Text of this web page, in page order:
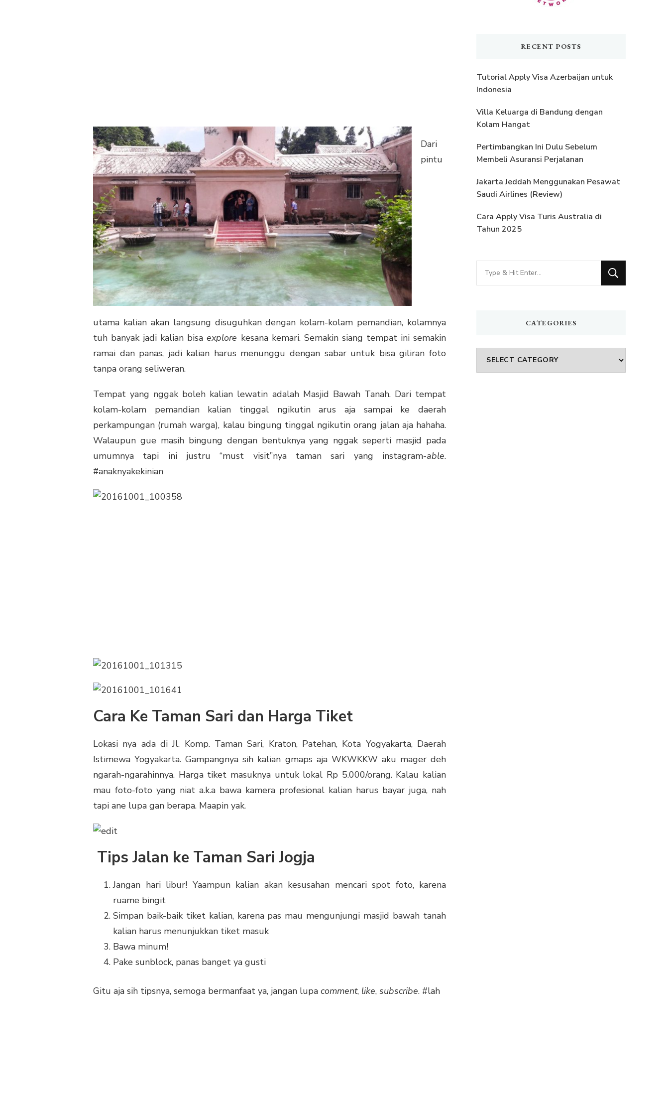
Dari
pintu
utama kalian akan langsung disuguhkan dengan kolam-kolam pemandian, kolamnya
tuh banyak jadi kalian bisaexplore kesana kemari. Semakin siang tempat ini semakin
ramai dan panas, jadi kalian harus menunggu dengan sabar untuk bisa giliran foto
tanpa orang seliweran.
Tempat yang nggak boleh kalian lewatin adalah Masjid Bawah Tanah. Dari tempat
kolam-kolam pemandian kalian tinggal ngikutin arus aja sampai ke daerah
perkampungan (rumah warga), kalau bingung tinggal ngikutin orang jalan aja hahaha.
Walaupun gue masih bingung dengan bentuknya yang nggak seperti masjid pada
umumnya tapi ini justru “must visit”nya taman sari yang instagram-able.
#anaknyakekinian
Cara Ke Taman Sari dan Harga Tiket
Lokasi nya ada di Jl. Komp. Taman Sari, Kraton, Patehan, Kota Yogyakarta, Daerah
Istimewa Yogyakarta. Gampangnya sih kalian gmaps aja WKWKKW aku mager deh
ngarah-ngarahinnya. Harga tiket masuknya untuk lokal Rp 5.000/orang. Kalau kalian
mau foto-foto yang niat a.k.a bawa kamera profesional kalian harus bayar juga, nah
tapi ane lupa gan berapa. Maapin yak.
Tips Jalan ke Taman Sari Jogja
Jangan hari libur! Yaampun kalian akan kesusahan mencari spot foto, karena
ruame bingit
Simpan baik-baik tiket kalian, karena pas mau mengunjungi masjid bawah tanah
kalian harus menunjukkan tiket masuk
Bawa minum!
Pake sunblock, panas banget ya gusti
Gitu aja sih tipsnya, semoga bermanfaat ya, jangan lupa comment, like, subscribe. #lah
RECENT POSTS
Tutorial Apply Visa Azerbaijan untuk
Indonesia
Villa Keluarga di Bandung dengan
Kolam Hangat
Pertimbangkan Ini Dulu Sebelum
Membeli Asuransi Perjalanan
Jakarta Jeddah Menggunakan Pesawat
Saudi Airlines (Review)
Cara Apply Visa Turis Australia di
Tahun 2025
Looking
for
CATEGORIES
Categories